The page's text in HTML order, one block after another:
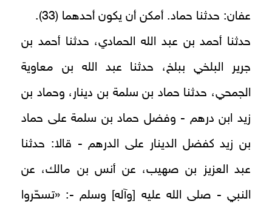
عفان: حدثنا حماد. أمكن أن يكون أحدهما (33).
حدثنا أحمد بن عبد الله الحمادي، حدثنا أحمد بن
جرير البلخي ببلخ، حدثنا عبد الله بن معاوية
الجمحي، حدثنا حماد بن سلمة بن دينار، وحماد بن
زيد ابن درهم - وفضل حماد بن سلمة على حماد
بن زيد كفضل الدينار على الدرهم - قالا: حدثنا
عبد العزيز بن صهيب، عن أنس بن مالك، عن
النبي - صلى الله عليه [وآله] وسلم -: «تسحّروا